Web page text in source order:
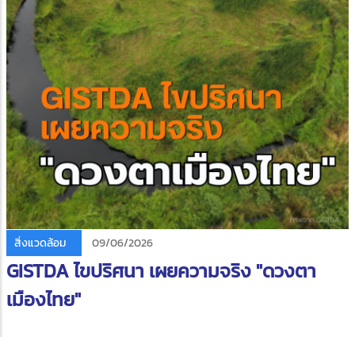
สิ่งแวดล้อม 09/06/2026
GISTDA ไขปริศนา เผยความจริง "ดวงตา
เมืองไทย"